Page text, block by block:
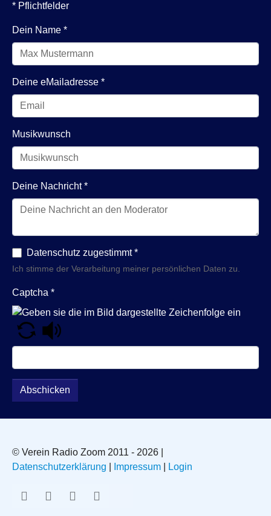
* Pflichtfelder
Dein Name *
Deine eMailadresse *
Musikwunsch
Deine Nachricht*
Datenschutz zugestimmt*
Ich stimme der Verarbeitung meiner persönlichen Daten zu.
Captcha *
Abschicken
© Verein Radio Zoom 2011 - 2026 |
Datenschutzerklärung
Impressum Login